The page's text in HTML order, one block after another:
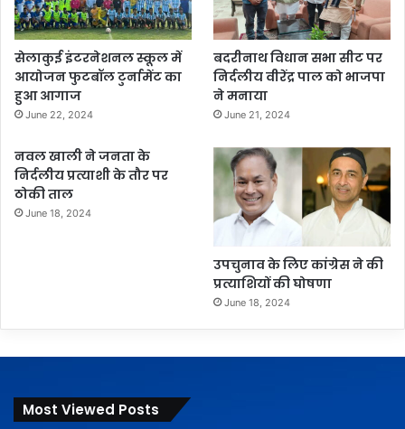
सेलाकुई इंटरनेशनल स्कूल में
आयोजन फुटबॉल टुर्नामेंट का
हुआ आगाज
June 22, 2024
बदरीनाथ विधान सभा सीट पर
निर्दलीय वीरेंद्र पाल को भाजपा
ने मनाया
June 21, 2024
नवल खाली ने जनता के
निर्दलीय प्रत्याशी के तौर पर
ठोकी ताल
June 18, 2024
उपचुनाव के लिए कांग्रेस ने की
प्रत्याशियों की घोषणा
June 18, 2024
Most Viewed Posts